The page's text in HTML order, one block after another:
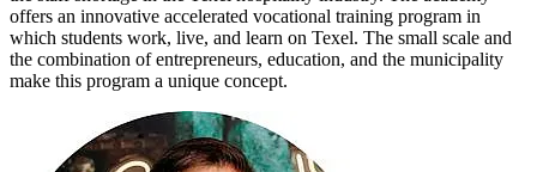
offers an innovative accelerated vocational training program in
which students work, live, and learn on Texel. The small scale and
the combination of entrepreneurs, education, and the municipality
make this program a unique concept.